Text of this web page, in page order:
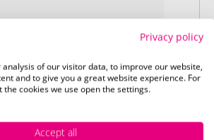
Privacy policy
of our visitor data, to improve our website,
and to give you a great website experience. For
cookies we use open the settings.
Accept all